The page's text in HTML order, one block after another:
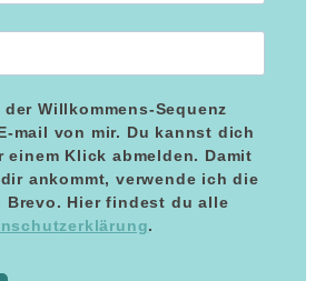
Willkommens-Sequenz
mail von mir. Du kannst dich
einem Klick abmelden. Damit
ankommt, verwende ich die
Brevo. Hier findest du alle
.
Kundenbewertungen und Erfahrungen zu